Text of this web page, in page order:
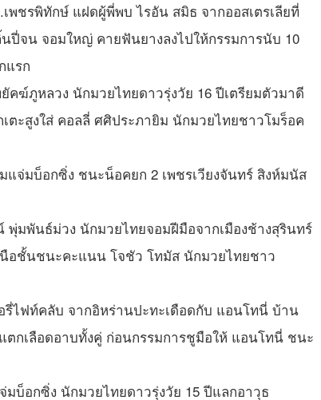
ชรพิทักษ์ แฝดผู้พี่พบ ไรอัน สมิธ จากออสเตรเลียที่
ปี่จน จอมใหญ่ คายฟันยางลงไปให้กรรมการนับ 10
แรก
คฆ์ภูหลวง นักมวยไทยดาวรุ่งวัย 16 ปีเตรียมตัวมาดี
ตะสูงใส่ คอลลี่ ศศิประภายิม นักมวยไทยชาวโมร็อค
จ่มบ็อกซิ่ง ชนะน็อคยก 2 เพชรเวียงจันทร์ สิงห์มนัส
พุ่มพันธ์ม่วง นักมวยไทยจอมฝีมือจากเมืองช้างสุรินทร์
อชั้นชนะคะแนน โจชัว โทมัส นักมวยไทยชาว
ไฟท์คลับ จากอิหร่านปะทะเดือดกับ แอนโทนี่ บ้าน
กเลือดอาบทั้งคู่ ก่อนกรรมการชูมือให้ แอนโทนี่ ชนะ
บ็อกซิ่ง นักมวยไทยดาวรุ่งวัย 15 ปีแลกอาวุธ